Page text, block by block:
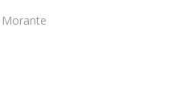
Morante